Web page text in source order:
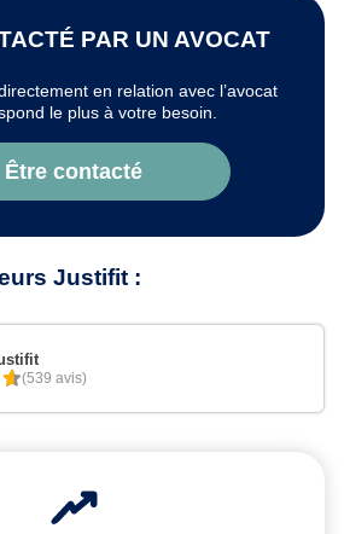
PAR UN AVOCAT
en relation avec l’avocat
le plus à votre besoin.
Être contacté
Justifit :
(539 avis)